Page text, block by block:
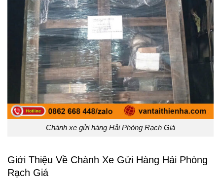
Chành xe gửi hàng Hải Phòng Rạch Giá
Giới Thiệu Về Chành Xe Gửi Hàng Hải Phòng
Rạch Giá